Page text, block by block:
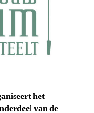
het
van de